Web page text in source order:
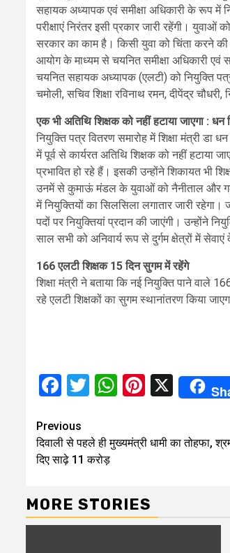
सहायक अध्यापक एवं समीक्षा अधिकारी के रूप में
परीक्षाएं निरंतर इसी प्रकार जारी रहेंगी। युवाओं
सरकार का काम है। किसी युवा को चिंता करने
आयोग के माध्यम से चयनित समीक्षा अधिकारी
चयनित सहायक अध्यापक (एलटी) को नियुक्ति
चमोली, सचिव शिक्षा रविनाथ रमन, दीपेंद्र
एक भी अतिथि शिक्षक को नहीं हटाया जाएगा : धन
नियुक्ति पत्र वितरण समारोह में शिक्षा मंत्री डा
में पूर्व से कार्यरत अतिथि शिक्षक को नहीं हटाया
प्रभावित हो रहे हैं। इसकी उन्होंने शिकायत भी
उनमें से कुमाऊं मंडल के युवाओं को नैनीताल और
में नियुक्तियों का सिलसिला लगातार जारी
पदों पर नियुक्तियां प्रदान की जाएंगी। उन्होंने
साल सभी को अनिवार्य रूप से दुर्गम क्षेत्रों में सेवाएं
166 एलटी शिक्षक 15 दिन सुगम में रहेंगे
शिक्षा मंत्री ने बताया कि नई नियुक्ति पाने वाले
रहे एलटी शिक्षकों का सुगम स्थानांतरण किया
Facebook
Twitter
WhatsApp
X
Continue
Reading
Previous
दिवाली से पहले ही मुख्यमंत्री धामी का तोहफा,
दिए साढ़े 11 करोड़
MORE STORIES